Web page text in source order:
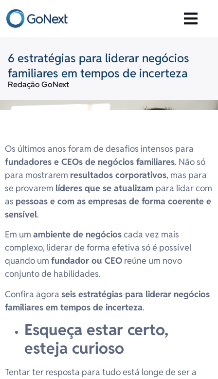
6 estratégias para liderar negócios
familiares em tempos de incerteza
Redação GoNext
Os últimos anos foram de desafios intensos para
fundadores e CEOs de negócios familiares. Não só
para mostrarem resultados corporativos, mas para
se provarem líderes que se atualizam para lidar com
as pessoas e com as empresas de forma coerente e
sensível.
Em um ambiente de negócioscada vez mais
complexo, liderar de forma efetiva só é possível
quando um fundador ou CEO reúne um novo
conjunto de habilidades.
Confira agora seis estratégias para liderar negócios
familiares em tempos de incerteza.
Esqueça estar certo,
esteja curioso
Tentar ter resposta para tudo está longe de ser a